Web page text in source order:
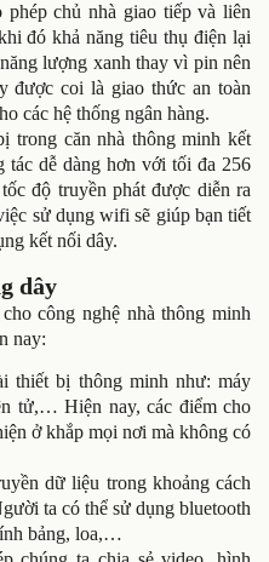
chủ nhà giao tiếp và liên
đó khả năng tiêu thụ điện lại
lượng xanh thay vì pin nên
được coi là giao thức an toàn
các hệ thống ngân hàng.
trong căn nhà thông minh kết
tác dễ dàng hơn với tối đa 256
độ truyền phát được diễn ra
sử dụng wifi sẽ giúp bạn tiết
kết nối dây.
dây
công nghệ nhà thông minh
nay:
thiết bị thông minh như: máy
tử,… Hiện nay, các điểm cho
ở khắp mọi nơi mà không có
dữ liệu trong khoảng cách
ta có thể sử dụng bluetooth
bảng, loa,…